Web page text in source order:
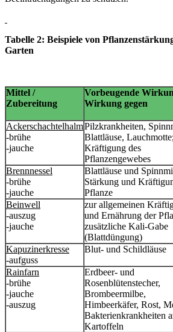
Tabelle 2: Beispiele von
Garten
Mittel /
Zubereitung
Vorbeugende
Wirkung gegen
Ackerschachtelhalm
-brühe
-jauche
Pilzkrankheiten,
Blattläuse, Lauchmotte;
Kräftigung des
Pflanzengewebes
Brennnessel
-brühe
-jauche
Blattläuse und
Stärkung und
Pflanze
Beinwell
-auszug
-jauche
zur allgemeinen
und Ernährung der
zusätzliche Kali-Gabe
(Blattdüngung)
Kapuzinerkresse
-aufguss
Blut- und Schildläuse
Rainfarn
-brühe
-jauche
-auszug
Erdbeer- und
Rosenblütenstecher,
Brombeermilbe,
Himbeerkäfer, Rost,
Bakterienkrankheiten
Kartoffeln